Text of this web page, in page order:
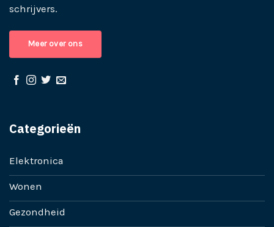
schrijvers.
Meer over ons
Categorieën
Elektronica
Wonen
Gezondheid